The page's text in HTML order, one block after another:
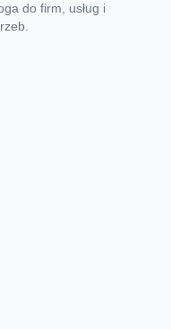
do firm, usług i